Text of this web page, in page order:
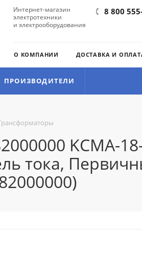
Интернет-магазин
электротехники
и электрооборудования
8 800
О КОМПАНИИ ДОСТАВКА И
ПРОИЗВОДИТЕЛИ
KCMA-
тока,